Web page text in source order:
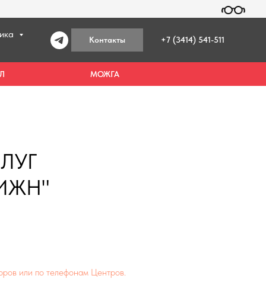
Контакты +7 (3414) 541-511
МОЖГА
или по телефонам Центров.